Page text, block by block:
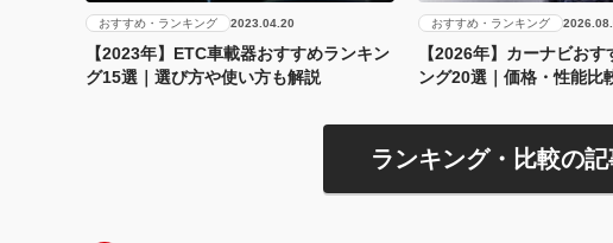
おすすめ・ランキング 2023.04.20
【2023年】ETC車載器おすすめランキン
グ15選｜選び方や使い方も解説
おすすめ・ランキング
【2026年】カーナビお
ング20選｜価格・性能比
ランキング・比較の